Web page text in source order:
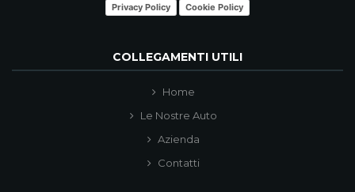
Privacy Policy Cookie Policy
COLLEGAMENTI UTILI
Home
Le Nostre Auto
Azienda
Contatti